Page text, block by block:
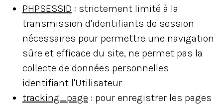
PHPSESSID : strictement limité à la
transmission d'identifiants de session
nécessaires pour permettre une navigation
sûre et efficace du site, ne permet pas la
collecte de données personnelles
identifiant l'Utilisateur
tracking_page : pour enregistrer les pages